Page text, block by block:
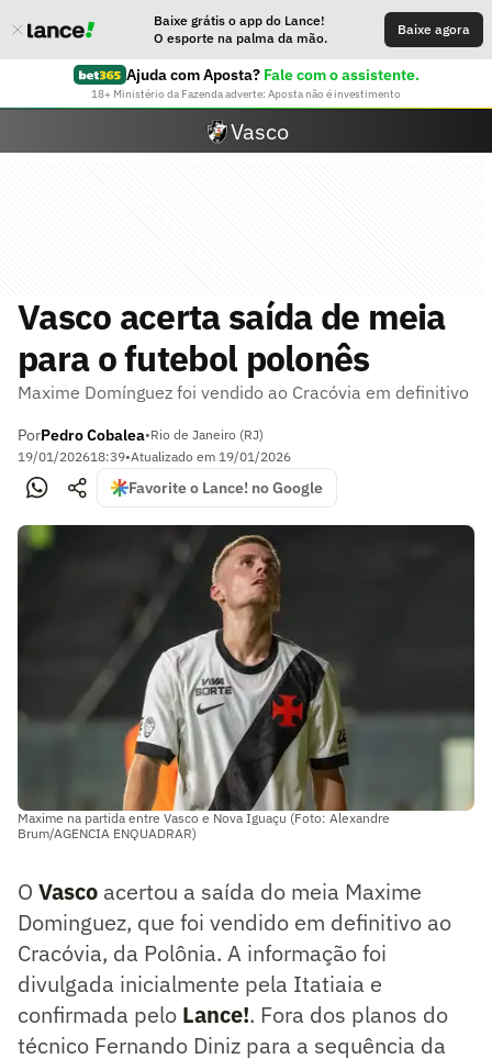
Baixe grátis o app do Lance!
O esporte na palma da mão.
Baixe agora
Ajuda com Aposta? Fale com o assistente.
18+ Ministério da Fazenda adverte: Aposta não é investimento
Vasco
Vasco acerta saída de meia
para o futebol polonês
Maxime Domínguez foi vendido ao Cracóvia em definitivo
PorPedro Cobalea•Rio de Janeiro (RJ)
19/01/202618:39•Atualizado em 19/01/2026
Favorite o Lance! no Google
Maxime na partida entre Vasco e Nova Iguaçu (Foto: Alexandre
Brum/AGENCIA ENQUADRAR)
O Vasco acertou a saída do meia Maxime
Dominguez, que foi vendido em definitivo ao
Cracóvia, da Polônia. A informação foi
divulgada inicialmente pela Itatiaia e
confirmada pelo Lance!. Fora dos planos do
técnico Fernando Diniz para a sequência da